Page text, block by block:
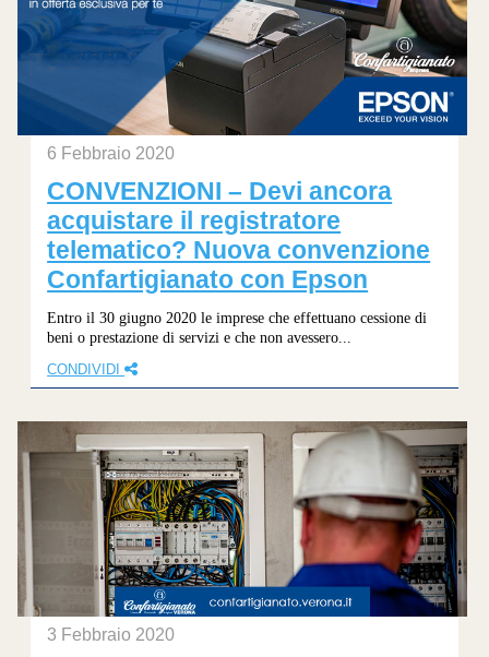
6 Febbraio 2020
CONVENZIONI – Devi ancora
acquistare il registratore
telematico? Nuova convenzione
Confartigianato con Epson
Entro il 30 giugno 2020 le imprese che effettuano cessione di
beni o prestazione di servizi e che non avessero...
CONDIVIDI
3 Febbraio 2020